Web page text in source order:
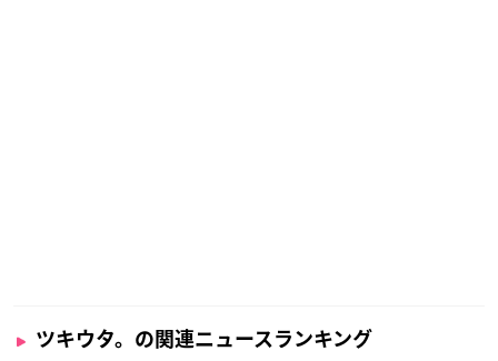
ツキウタ。の関連ニュースランキング